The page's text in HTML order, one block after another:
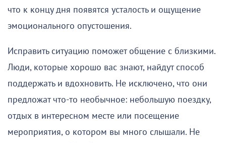
что к концу дня появятся усталость и ощущение
эмоционального опустошения.
Исправить ситуацию поможет общение с близкими.
Люди, которые хорошо вас знают, найдут способ
поддержать и вдохновить. Не исключено, что они
предложат что-то необычное: небольшую поездку,
отдых в интересном месте или посещение
мероприятия, о котором вы много слышали. Не